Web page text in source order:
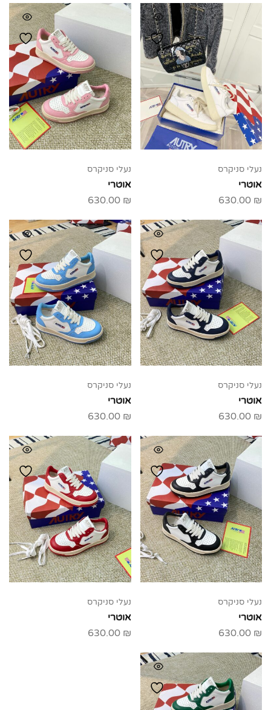
נעלי סניקרס
אוטרי
630.00 ₪
נעלי סניקרס
אוטרי
630.00 ₪
נעלי סניקרס
אוטרי
630.00 ₪
נעלי סניקרס
אוטרי
630.00 ₪
נעלי סניקרס
אוטרי
630.00 ₪
נעלי סניקרס
אוטרי
630.00 ₪